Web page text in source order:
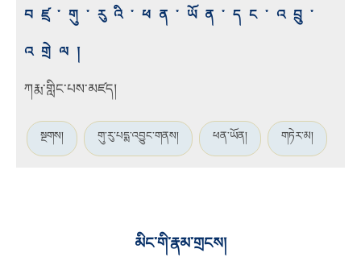
བཛྲ་གུ་རུའི་ཕན་ཡོན་དང་འབྲུ་
འགྲེལ།
ཀརྨ་གླིང་པས་མཛད།
སྔགས། གུ་རུ་པདྨ་འབྱུང་གནས། ཕན་ཡོན། གཏེར་མ།
མིང་གི་རྣམ་གྲངས།